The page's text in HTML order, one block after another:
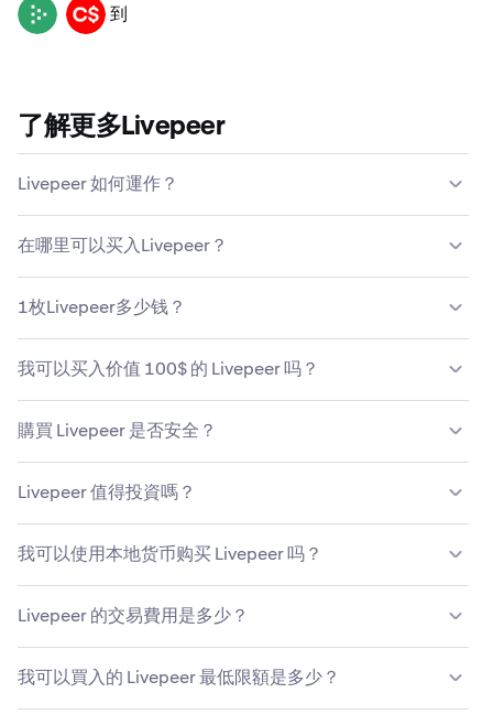
LPT CAD 到
了解更多Livepeer
Livepeer 如何運作？
護。相反，Livepeer 是由去中心化的電腦節點網絡負責維
護。这种去中心化意味着，Livepeer 的持有人和用户可以
帮助维护网络。
在哪里可以买入Livepeer？
像Kraken这样可靠的加密货币平台。雖然可以使用幾種不
同的方法買入 Livepeer，但 Kraken 為用戶提供在購買
Livepeer 等加密貨幣時經常追求的安全性、支持及簡易
性。
1枚Livepeer多少钱？
松放心买入和卖出Livepeer。
我可以买入价值 100$ 的 Livepeer 吗？
按目前的价格，$100等于78.7402LPT。
購買 Livepeer 是否安全？
保你的 Livepeer 買入訂單安全無虞。然而，雖然 Kraken 提
供了一個安全的平台，但市場波動仍然可能會影響你的
Livepeer 投資。購買前，你應自行對 Livepeer 的價格
予以
研究 。
Livepeer 值得投資嗎？
到去中心化背後的長期發展潛能的投資者而言，Livepeer
可能是一個值得買入的選擇。
我可以使用本地货币购买 Livepeer 吗？
歐元 (EUR)、加元 (CAD) 等。如欲取得支援的法定貨幣的完
整清單，請參閱這篇文章。
Livepeer 的交易費用是多少？
支付方式而异。了解Kraken的费率结构。
我可以買入的 Livepeer 最低限額是多少？